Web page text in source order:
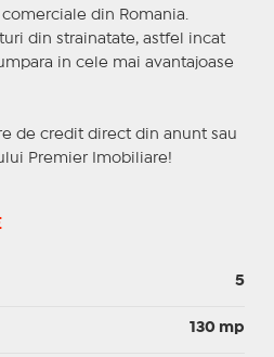
din Romania.
din strainatate, astfel incat
in cele mai avantajoase
de credit direct din anunt sau
Premier Imobiliare!
5
130 mp